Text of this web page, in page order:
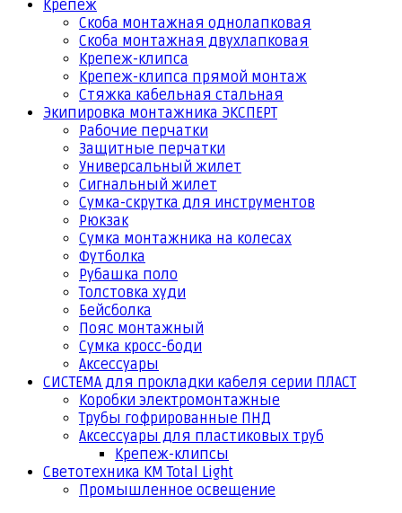
Крепеж
Скоба монтажная однолапковая
Скоба монтажная двухлапковая
Крепеж-клипса
Крепеж-клипса прямой монтаж
Стяжка кабельная стальная
Экипировка монтажника ЭКСПЕРТ
Рабочие перчатки
Защитные перчатки
Универсальный жилет
Сигнальный жилет
Сумка-скрутка для инструментов
Рюкзак
Сумка монтажника на колесах
Футболка
Рубашка поло
Толстовка худи
Бейсболка
Пояс монтажный
Сумка кросс-боди
Аксессуары
СИСТЕМА для прокладки кабеля серии ПЛАСТ
Коробки электромонтажные
Трубы гофрированные ПНД
Аксессуары для пластиковых труб
Крепеж-клипсы
Светотехника КМ Total Light
Промышленное освещение